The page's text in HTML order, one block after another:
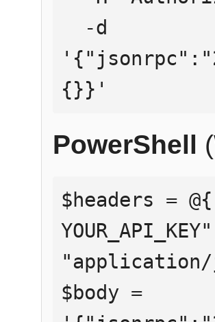
{}}'
PowerShell
$headers =
$body =